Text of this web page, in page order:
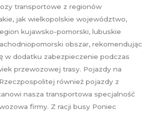
transportowe z regionów
jak wielkopolskie województwo,
kujawsko-pomorski, lubuskie
obszar, rekomendując
w dodatku zabezpieczenie podczas
przewozowej trasy. Pojazdy na
również pojazdy z
nasza transportowa specjalność
firmy. Z racji busy Poniec